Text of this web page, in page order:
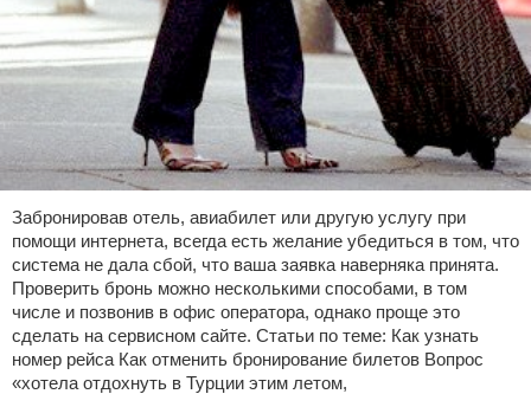
Забронировав отель, авиабилет или другую услугу при
помощи интернета, всегда есть желание убедиться в том, что
система не дала сбой, что ваша заявка наверняка принята.
Проверить бронь можно несколькими способами, в том
числе и позвонив в офис оператора, однако проще это
сделать на сервисном сайте. Статьи по теме: Как узнать
номер рейса Как отменить бронирование билетов Вопрос
«хотела отдохнуть в Турции этим летом,